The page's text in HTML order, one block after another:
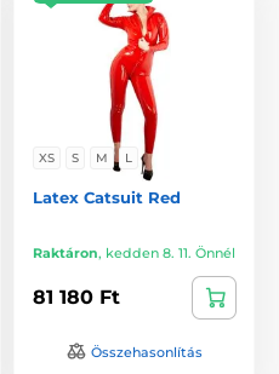
XS S M L
Latex Catsuit Red
Raktáron, kedden 8. 11. Önnél
81 180 Ft
Összehasonlítás